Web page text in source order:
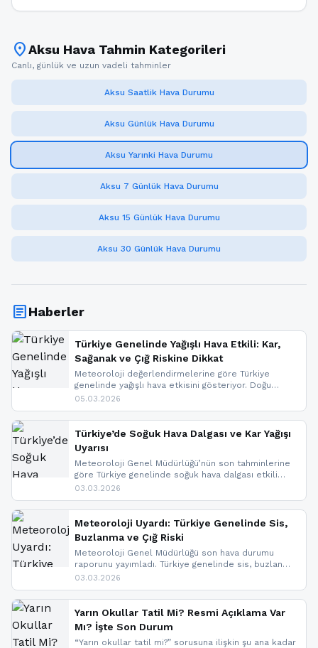
location_onAksu Hava Tahmin Kategorileri
Canlı, günlük ve uzun vadeli tahminler
Aksu Saatlik Hava Durumu
Aksu Günlük Hava Durumu
Aksu Yarınki Hava Durumu
Aksu 7 Günlük Hava Durumu
Aksu 15 Günlük Hava Durumu
Aksu 30 Günlük Hava Durumu
articleHaberler
Türkiye Genelinde Yağışlı Hava Etkili: Kar,
Sağanak ve Çığ Riskine Dikkat
Meteoroloji değerlendirmelerine göre Türkiye
genelinde yağışlı hava etkisini gösteriyor. Doğu
bölgelerinde kar yağışı beklenirken Marmara ve
ise çığ tehlikesi bulunuyor. İç kesimlerde sis ve pus
nedeniyle görüş mesafesinde azalma
yaşanabileceği belirtiliyor.
05.03.2026
Türkiye’de Soğuk Hava Dalgası ve Kar Yağışı
Uyarısı
Meteoroloji Genel Müdürlüğü’nün son tahminlerine
göre Türkiye genelinde soğuk hava dalgası etkili
oluyor. Birçok il için kar yağışı ve buzlanma uyarısı
03.03.2026
Meteoroloji Uyardı: Türkiye Genelinde Sis,
Buzlanma ve Çığ Riski
Meteoroloji Genel Müdürlüğü son hava durumu
raporunu yayımladı. Türkiye genelinde sis, buzlanma
ve don beklenirken Doğu Anadolu ve Doğu
yapıldı. İşte son dakika meteoroloji gelişmeleri.
03.03.2026
Yarın Okullar Tatil Mi? Resmi Açıklama Var
Mı? İşte Son Durum
“Yarın okullar tatil mi?” sorusuna ilişkin şu ana kadar